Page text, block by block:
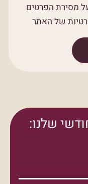
מסירת הפרטים
של האתר
שלנו: